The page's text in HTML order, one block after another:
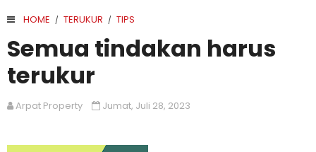
HOME / TERUKUR / TIPS
Semua tindakan harus
terukur
Arpat Property Jumat, Juli 28, 2023